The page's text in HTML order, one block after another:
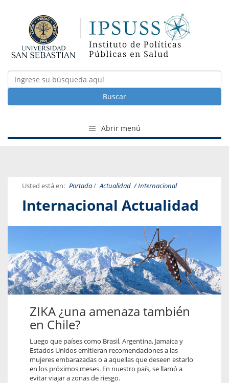
Buscar
Abrir menú
Usted está en: Portada/ Actualidad / Internacional
Internacional Actualidad
ZIKA ¿una amenaza también
en Chile?
Luego que países como Brasil, Argentina, Jamaica y
Estados Unidos emitieran recomendaciones a las
mujeres embarazadas o a aquellas que deseen estarlo
en los próximos meses. En nuestro país, se llamó a
evitar viajar a zonas de riesgo.